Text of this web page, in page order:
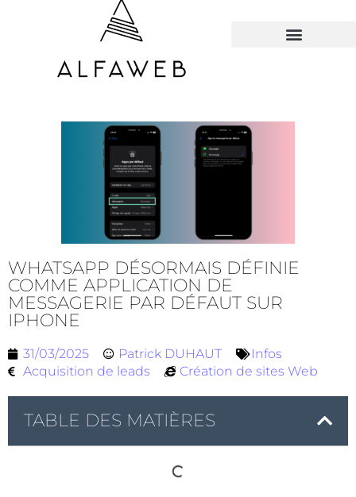
WHATSAPP DÉSORMAIS DÉFINIE
COMME APPLICATION DE
MESSAGERIE PAR DÉFAUT SUR
IPHONE
31/03/2025 Patrick DUHAUT
Infos
Acquisition de leads
Création de sites Web
TABLE DES MATIÈRES